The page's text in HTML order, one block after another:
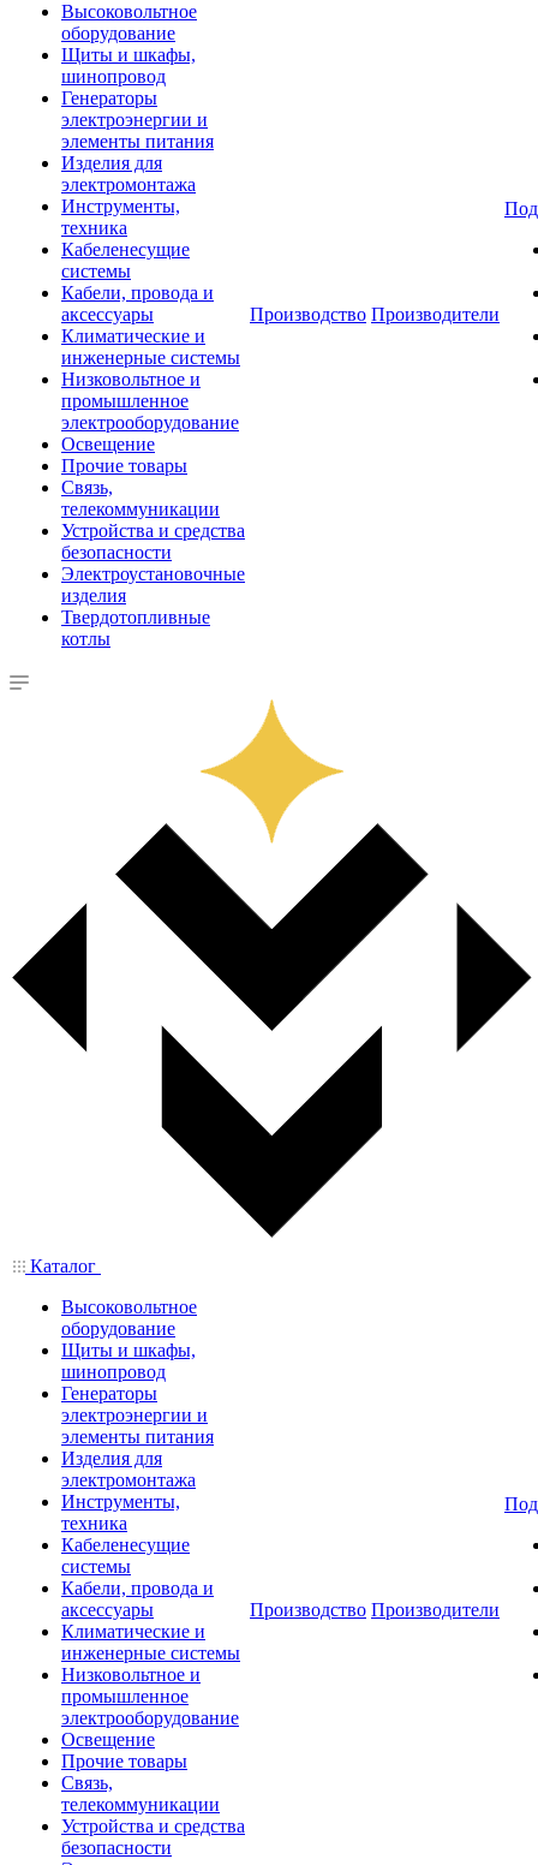
Высоковольтное
оборудование
Щиты и шкафы,
шинопровод
Генераторы
электроэнергии и
элементы питания
Изделия для
электромонтажа
Инструменты,
техника
Кабеленесущие
системы
Кабели, провода и
аксессуары
Климатические и
инженерные системы
Низковольтное и
промышленное
электрооборудование
Освещение
Прочие товары
Связь,
телекоммуникации
Устройства и средства
безопасности
Электроустановочные
изделия
Твердотопливные
котлы
Производство Производители
Каталог
Высоковольтное
оборудование
Щиты и шкафы,
шинопровод
Генераторы
электроэнергии и
элементы питания
Изделия для
электромонтажа
Инструменты,
техника
Кабеленесущие
системы
Кабели, провода и
аксессуары
Климатические и
инженерные системы
Низковольтное и
промышленное
электрооборудование
Освещение
Прочие товары
Связь,
телекоммуникации
Устройства и средства
безопасности
Производство Производители